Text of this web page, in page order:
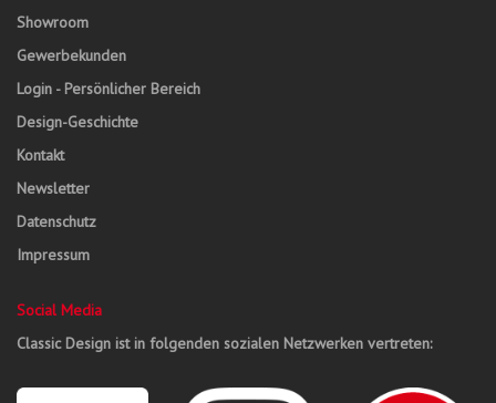
Showroom
Gewerbekunden
Login - Persönlicher Bereich
Design-Geschichte
Kontakt
Newsletter
Datenschutz
Impressum
Social Media
Classic Design ist in folgenden sozialen Netzwerken vertreten: